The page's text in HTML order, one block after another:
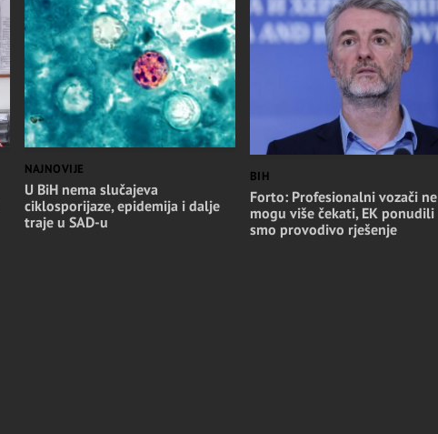
NAJNOVIJE
U BiH nema slučajeva
ciklosporijaze, epidemija i dalje
traje u SAD-u
BIH
Forto: Profesionalni vozači ne
mogu više čekati, EK ponudili
smo provodivo rješenje